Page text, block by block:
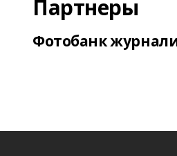
Партнеры
Фотобанк